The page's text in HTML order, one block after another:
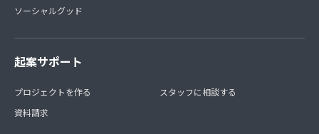
ソーシャルグッド
起案サポート
プロジェクトを作る
資料請求
スタッフに相談する